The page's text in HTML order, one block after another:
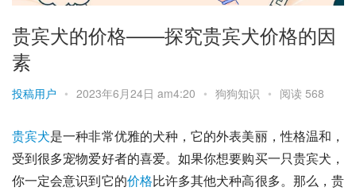
贵宾犬的价格——探究贵宾犬价格的因
素
投稿用户 • 2023年6月24日 am4:20 • 狗狗知识 • 阅读 568
贵宾犬是一种非常优雅的犬种，它的外表美丽，性格温和，
受到很多宠物爱好者的喜爱。如果你想要购买一只贵宾犬，
你一定会意识到它的价格比许多其他犬种高很多。那么，贵